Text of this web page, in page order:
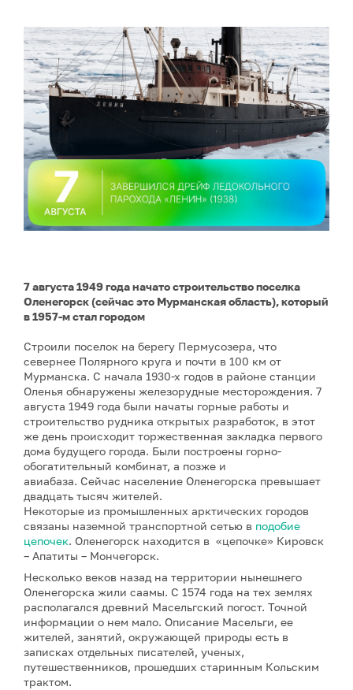
7 августа 1949 года начато строительство поселка
Оленегорск (сейчас это Мурманская область), который
в 1957-м стал городом
Строили поселок на берегу Пермусозера, что
севернее Полярного круга и почти в 100 км от
Мурманска. С начала 1930-х годов в районе станции
Оленья обнаружены железорудные месторождения. 7
августа 1949 года были начаты горные работы и
строительство рудника открытых разработок, в этот
же день происходит торжественная закладка первого
дома будущего города. Были построены горно-
обогатительный комбинат, а позже и
авиабаза. Сейчас население Оленегорска превышает
двадцать тысяч жителей.
Некоторые из промышленных арктических городов
связаны наземной транспортной сетью в подобие
цепочек. Оленегорск находится в «цепочке» Кировск
– Апатиты – Мончегорск.
Несколько веков назад на территории нынешнего
Оленегорска жили саамы. С 1574 года на тех землях
располагался древний Масельгский погост. Точной
информации о нем мало. Описание Масельги, ее
жителей, занятий, окружающей природы есть в
записках отдельных писателей, ученых,
путешественников, прошедших старинным Кольским
трактом.